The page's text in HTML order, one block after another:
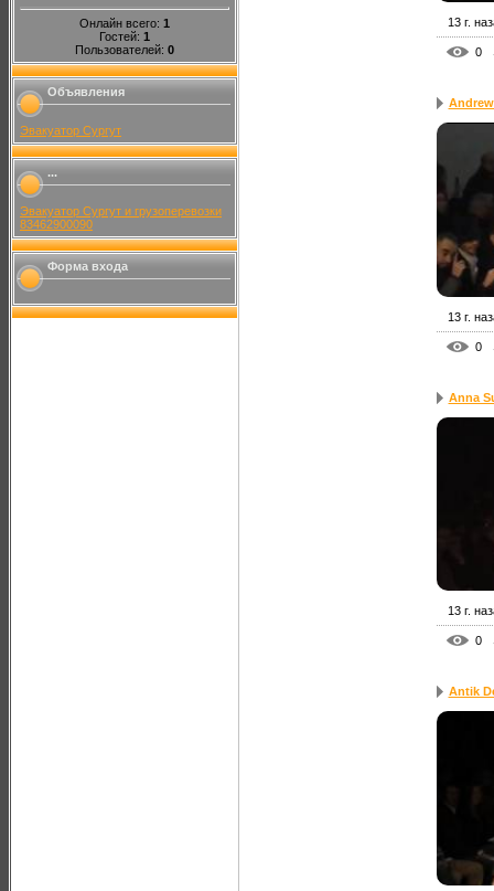
Онлайн всего: 1
Гостей: 1
Пользователей: 0
Объявления
Эвакуатор Сургут
...
Эвакуатор Сургут и грузоперевозки
83462900090
Форма входа
13 г.
0
13 г.
0
Anna
13 г.
0
Antik